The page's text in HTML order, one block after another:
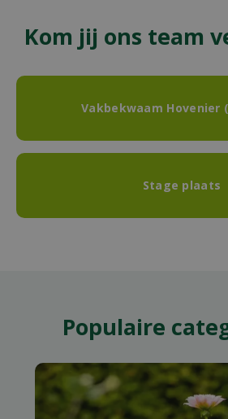
Kom jij ons team
Vakbekwaam
Stage plaats